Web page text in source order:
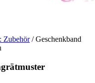
Zubehör/ Geschenkband